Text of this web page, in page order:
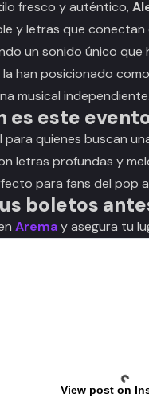
fresco y auténtico,
y letras que conectan
un sonido único que
han posicionado
musical independiente.
es este
quienes buscan
letras profundas y
para fans del pop
boletos
Aremay asegura tu
View post on